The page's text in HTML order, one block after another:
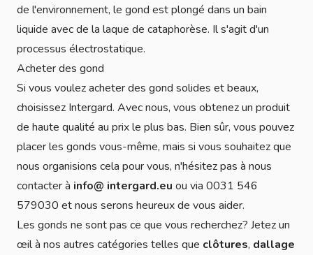
de l'environnement, le gond est plongé dans un bain
liquide avec de la laque de cataphorèse. Il s'agit d'un
processus électrostatique.
Acheter des gond
Si vous voulez acheter des gond solides et beaux,
choisissez Intergard. Avec nous, vous obtenez un produit
de haute qualité au prix le plus bas. Bien sûr, vous pouvez
placer les gonds vous-même, mais si vous souhaitez que
nous organisions cela pour vous, n'hésitez pas à nous
contacter à info@ intergard.eu ou via 0031 546
579030 et nous serons heureux de vous aider.
Les gonds ne sont pas ce que vous recherchez? Jetez un
œil à nos autres catégories telles que clôtures, dallage